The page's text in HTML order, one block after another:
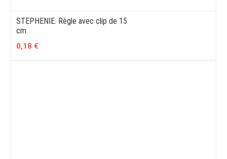
STEPHENIE. Règle avec clip de 15
cm
0,18 €